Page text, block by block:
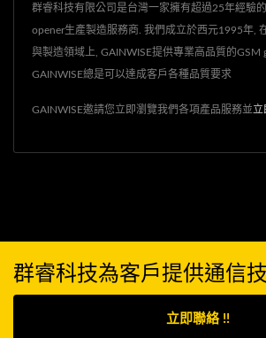
群睿科技有限公司是台灣一家擁有超過25年經驗
opener生產製造服務商. 我們成立於西元1995年,
與製造領域上, GAINWISE提供專業高品質的GSM
GAINWISE總是可以達成客戶各種品質要求
GAINWISE邀請您立即瀏覽我們各項產品服務並立
群睿科技為客戶提供通信
立即聯絡 !!